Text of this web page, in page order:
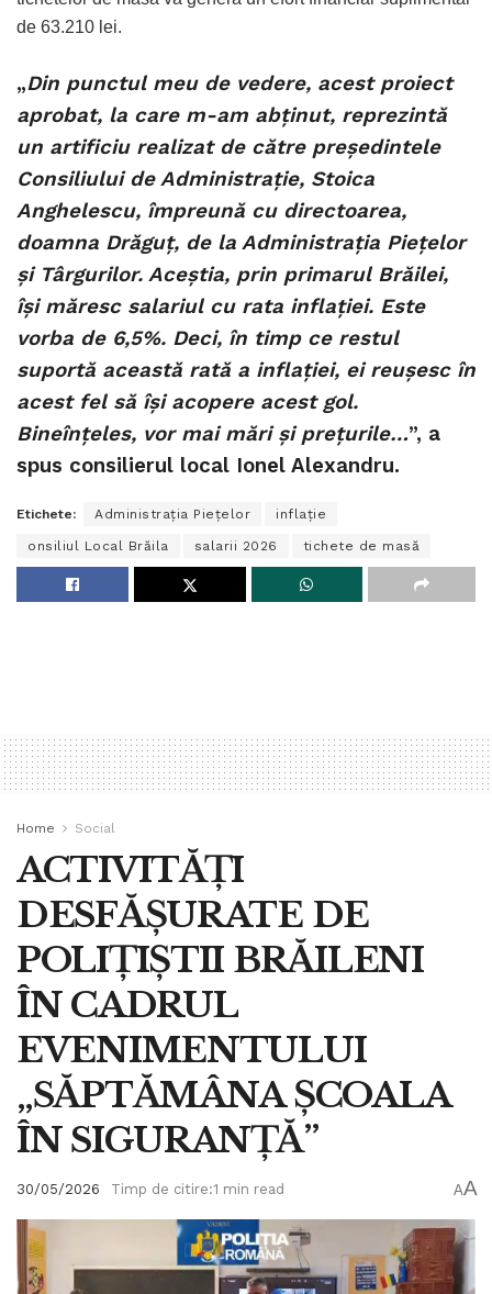
de 63.210 lei.
„Din punctul meu de vedere, acest proiect
aprobat, la care m-am abținut, reprezintă
un artificiu realizat de către președintele
Consiliului de Administrație, Stoica
Anghelescu, împreună cu directoarea,
doamna Drăguț, de la Administrația Piețelor
și Târgurilor. Aceștia, prin primarul Brăilei,
își măresc salariul cu rata inflației. Este
vorba de 6,5%. Deci, în timp ce restul
suportă această rată a inflației, ei reușesc în
acest fel să își acopere acest gol.
Bineînțeles, vor mai mări și prețurile…”, a
spus consilierul local Ionel Alexandru.
Etichete: Administrația Piețelor inflație
onsiliul Local Brăila salarii 2026 tichete de masă
Home Social
ACTIVITĂȚI
DESFĂȘURATE DE
POLIȚIȘTII BRĂILENI
ÎN CADRUL
EVENIMENTULUI
„SĂPTĂMÂNA ȘCOALA
ÎN SIGURANȚĂ”
30/05/2026 Timp de citire:1 min read AA